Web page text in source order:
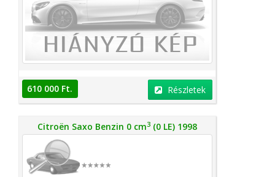
610 000 Ft. Részletek
Citroën Saxo Benzin 0 cm3 (0 LE) 1998